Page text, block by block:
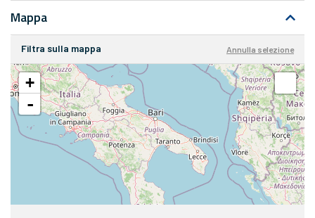
Mappa
Filtra sulla mappa Annulla selezione
+
-